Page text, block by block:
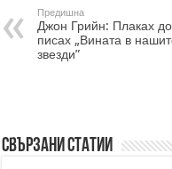
Предишна
Джон Грийн: Плаках
писах „Вината в
звезди”
Свързани статии